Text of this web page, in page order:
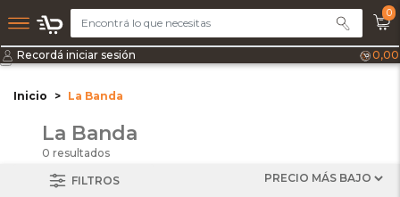
0
Recordá iniciar sesión 0,00
Inicio La Banda
La Banda
0 resultados
FILTROS